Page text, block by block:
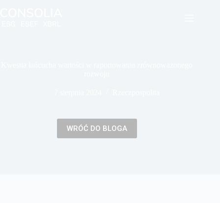
WRÓĆ DO BLOGA